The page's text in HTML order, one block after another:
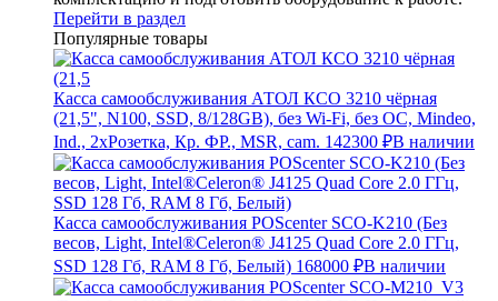
Перейти в раздел
Популярные товары
Касса самообслуживания АТОЛ КСО 3210 чёрная
(21,5", N100, SSD, 8/128GB), без Wi-Fi, без ОС, Mindeo,
Ind., 2хРозетка, Кр. ФР., MSR, cam. 142300 ₽В наличии
Касса самообслуживания POScenter SCO-K210 (Без
весов, Light, Intel®Celeron® J4125 Quad Core 2.0 ГГц,
SSD 128 Гб, RAM 8 Гб, Белый) 168000 ₽В наличии